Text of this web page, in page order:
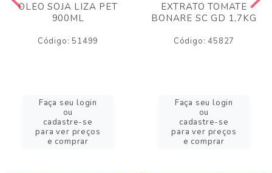
OLEO SOJA LIZA PET
900ML
Código: 51499
Faça seu login
ou
cadastre-se
para ver preços
e comprar
EXTRATO TOMATE
BONARE SC GD 1,7KG
Código: 45827
Faça seu login
ou
cadastre-se
para ver preços
e comprar